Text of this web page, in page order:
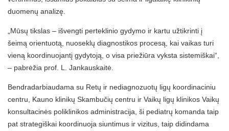
duomenų analizę.
„Mūsų tikslas – išvengti perteklinio gydymo ir kartu užtikrinti į
šeimą orientuotą, nuoseklų diagnostikos procesą, kai vaikas turi
vieną koordinuojantį gydytoją, o visa priežiūra vyksta sistemiškai“,
– pabrėžia prof. L. Jankauskaitė.
Bendradarbiaudama su Retų ir nediagnozuotų ligų koordinaciniu
centru, Kauno klinikų Skambučių centru ir Vaikų ligų klinikos Vaikų
konsultacinės poliklinikos administracija, ši pediatrų komanda taip
pat strategiškai koordinuoja siuntimus ir vizitus, taip didindama